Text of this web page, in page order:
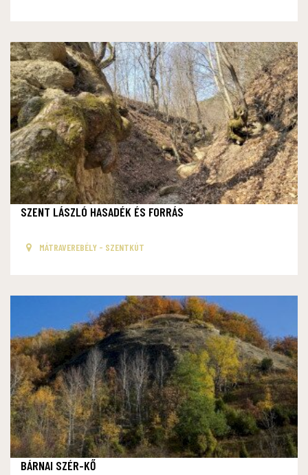
SZENT LÁSZLÓ HASADÉK ÉS FORRÁS
MÁTRAVEREBÉLY - SZENTKÚT
BÁRNAI SZÉR-KŐ